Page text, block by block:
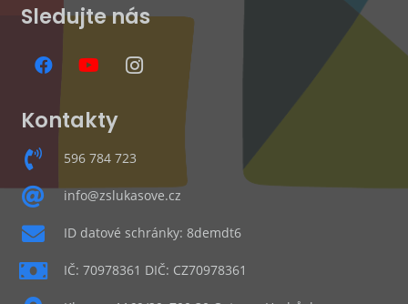
Sledujte nás
Kontakty
596 784 723
info@zslukasove.cz
ID datové schránky: 8demdt6
IČ: 70978361 DIČ: CZ70978361